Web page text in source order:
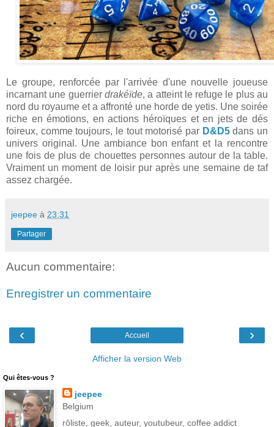
Le groupe, renforcée par l'arrivée d'une nouvelle joueuse
incarnant une guerrier drakéïde, a atteint le refuge le plus au
nord du royaume et a affronté une horde de yetis. Une soirée
riche en émotions, en actions héroïques et en jets de dés
foireux, comme toujours, le tout motorisé par D&D5dans un
univers original. Une ambiance bon enfant et la rencontre
une fois de plus de chouettes personnes autour de la table.
Vraiment un moment de loisir pur après une semaine de taf
assez chargée.
jeepee à 23:31
Partager
Aucun commentaire:
Enregistrer un commentaire
‹ ›
Accueil
Afficher la version Web
Qui êtes-vous ?
jeepee
Belgium
rôliste, geek, auteur, youtubeur, coffee addict